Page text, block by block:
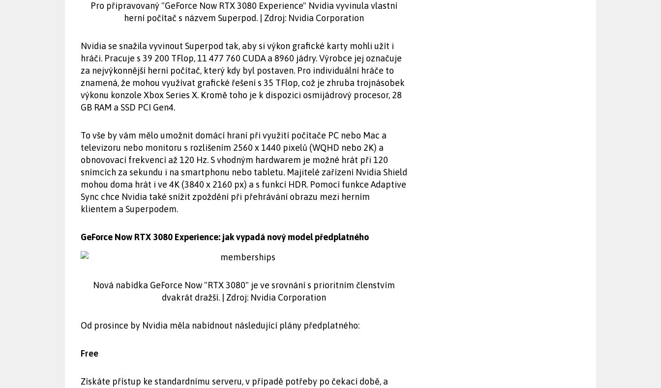
Pro připravovaný "GeForce Now RTX 3080 Experience" Nvidia vyvinula vlastní
herní počítač s názvem Superpod. | Zdroj: Nvidia Corporation
Nvidia se snažila vyvinout Superpod tak, aby si výkon grafické karty mohli užít i
hráči. Pracuje s 39 200 TFlop, 11 477 760 CUDA a 8960 jádry. Výrobce jej označuje
za nejvýkonnější herní počítač, který kdy byl postaven. Pro individuální hráče to
znamená, že mohou využívat grafické řešení s 35 TFlop, což je zhruba trojnásobek
výkonu konzole Xbox Series X. Kromě toho je k dispozici osmijádrový procesor, 28
GB RAM a SSD PCI Gen4.
To vše by vám mělo umožnit domácí hraní při využití počítače PC nebo Mac a
televizoru nebo monitoru s rozlišením 2560 x 1440 pixelů (WQHD nebo 2K) a
obnovovací frekvencí až 120 Hz. S vhodným hardwarem je možné hrát při 120
snímcích za sekundu i na smartphonu nebo tabletu. Majitelé zařízení Nvidia Shield
mohou doma hrát i ve 4K (3840 x 2160 px) a s funkcí HDR. Pomocí funkce Adaptive
Sync chce Nvidia také snížit zpoždění při přehrávání obrazu mezi herním
klientem a Superpodem.
GeForce Now RTX 3080 Experience: jak vypadá nový model předplatného
Nová nabídka GeForce Now "RTX 3080" je ve srovnání s prioritním členstvím
dvakrát dražší. | Zdroj: Nvidia Corporation
Od prosince by Nvidia měla nabídnout následující plány předplatného:
Free
Získáte přístup ke standardnímu serveru, v případě potřeby po čekací době, a